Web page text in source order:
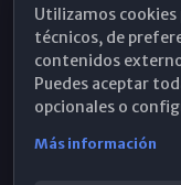
Hemeroteca
WhatsApp
Utilizamos cookies
técnicos, de
contenidos
Puedes aceptar
opcionales o
Más información